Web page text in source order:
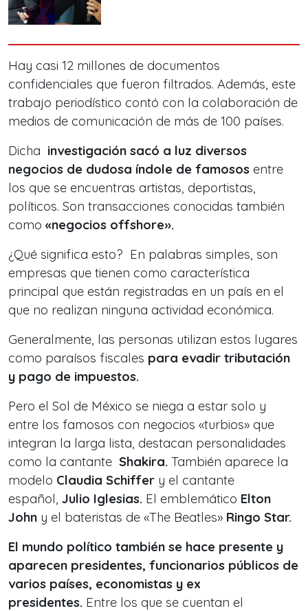
Hay casi 12 millones de documentos
confidenciales que fueron filtrados. Además, este
trabajo periodístico contó con la colaboración de
medios de comunicación de más de 100 países.
Dicha investigación sacó a luz diversos
negocios de dudosa índole de famosos entre
los que se encuentras artistas, deportistas,
políticos. Son transacciones conocidas también
como «negocios offshore».
¿Qué significa esto? En palabras simples, son
empresas que tienen como característica
principal que están registradas en un país en el
que no realizan ninguna actividad económica.
Generalmente, las personas utilizan estos lugares
como paraísos fiscales para evadir tributación
y pago de impuestos.
Pero el Sol de México se niega a estar solo y
entre los famosos con negocios «turbios» que
integran la larga lista, destacan personalidades
como la cantante Shakira. También aparece la
modelo Claudia Schiffer y el cantante
español, Julio Iglesias. El emblemático Elton
John y el bateristas de «The Beatles» Ringo Star.
El mundo político también se hace presente y
aparecen presidentes, funcionarios públicos de
varios países, economistas y ex
presidentes. Entre los que se cuentan el